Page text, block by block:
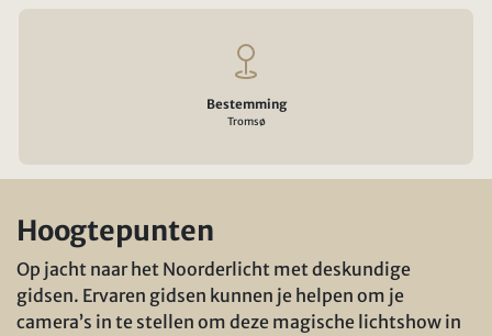
Bestemming
Tromsø
Hoogtepunten
Op jacht naar het Noorderlicht met deskundige
gidsen. Ervaren gidsen kunnen je helpen om je
camera’s in te stellen om deze magische lichtshow in